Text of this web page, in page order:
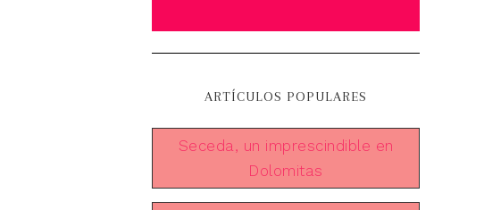
ARTÍCULOS POPULARES
Seceda, un imprescindible en
Dolomitas